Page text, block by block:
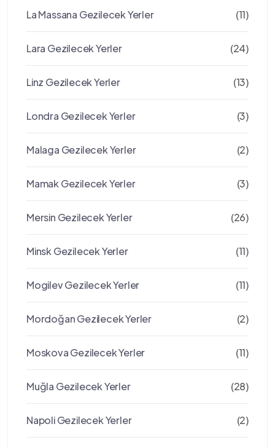
La Massana Gezilecek Yerler (11)
Lara Gezilecek Yerler (24)
Linz Gezilecek Yerler (13)
Londra Gezilecek Yerler (3)
Malaga Gezilecek Yerler (2)
Mamak Gezilecek Yerler (3)
Mersin Gezilecek Yerler (26)
Minsk Gezilecek Yerler (11)
Mogilev Gezilecek Yerler (11)
Mordoğan Gezilecek Yerler (2)
Moskova Gezilecek Yerler (11)
Muğla Gezilecek Yerler (28)
Napoli Gezilecek Yerler (2)